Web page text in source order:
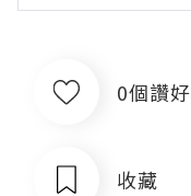
0個讚好
收藏